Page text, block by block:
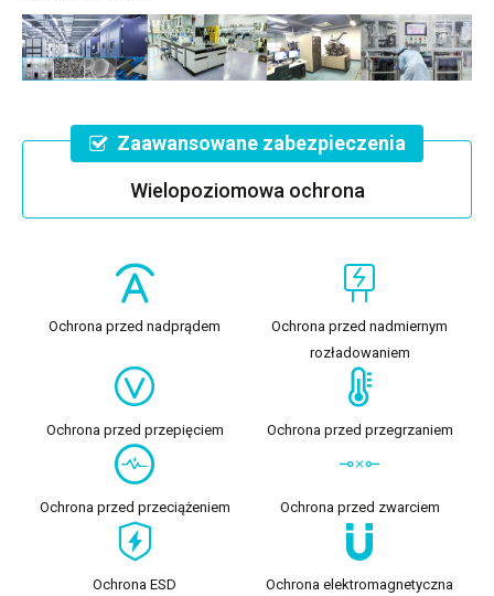
Zaawansowane zabezpieczenia
Wielopoziomowa ochrona
Ochrona przed nadprądem
Ochrona przed nadmiernym
rozładowaniem
Ochrona przed przepięciem Ochrona przed przegrzaniem
Ochrona przed przeciążeniem Ochrona przed zwarciem
Ochrona ESD Ochrona elektromagnetyczna